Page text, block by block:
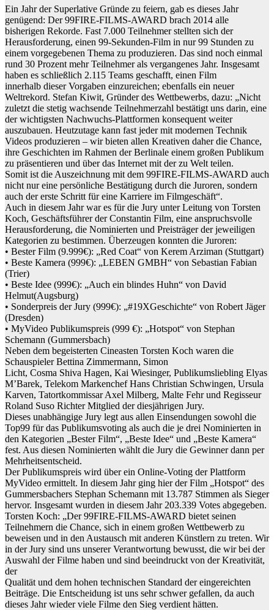
Ein Jahr der Superlative Gründe zu feiern, gab es dieses Jahr
genügend: Der 99FIRE-FILMS-AWARD brach 2014 alle
bisherigen Rekorde. Fast 7.000 Teilnehmer stellten sich der
Herausforderung, einen 99-Sekunden-Film in nur 99 Stunden zu
einem vorgegebenen Thema zu produzieren. Das sind noch einmal
rund 30 Prozent mehr Teilnehmer als vergangenes Jahr. Insgesamt
haben es schließlich 2.115 Teams geschafft, einen Film
innerhalb dieser Vorgaben einzureichen; ebenfalls ein neuer
Weltrekord. Stefan Kiwit, Gründer des Wettbewerbs, dazu: „Nicht
zuletzt die stetig wachsende Teilnehmerzahl bestätigt uns darin, eine
der wichtigsten Nachwuchs-Plattformen konsequent weiter
auszubauen. Heutzutage kann fast jeder mit modernen Technik
Videos produzieren – wir bieten allen Kreativen daher die Chance,
ihre Geschichten im Rahmen der Berlinale einem großen Publikum
zu präsentieren und über das Internet mit der zu Welt teilen.
Somit ist die Auszeichnung mit dem 99FIRE-FILMS-AWARD auch
nicht nur eine persönliche Bestätigung durch die Juroren, sondern
auch der erste Schritt für eine Karriere im Filmgeschäft“.
Auch in diesem Jahr war es für die Jury unter Leitung von Torsten
Koch, Geschäftsführer der Constantin Film, eine anspruchsvolle
Herausforderung, die Nominierten und Preisträger der jeweiligen
Kategorien zu bestimmen. Überzeugen konnten die Juroren:
• Bester Film (9.999€): „Red Coat“ von Kerem Arziman (Stuttgart)
• Beste Kamera (999€): „LEBEN GMBH“ von Sebastian Fabian
(Trier)
• Beste Idee (999€): „Auch ein blindes Huhn“ von David
Helmut(Augsburg)
• Sonderpreis der Jury (999€): „#19XGeschichte“ von Robert Jäger
(Dresden)
• MyVideo Publikumspreis (999 €): „Hotspot“ von Stephan
Schemann (Gummersbach)
Neben dem begeisterten Cineasten Torsten Koch waren die
Schauspieler Bettina Zimmermann, Simon
Licht, Cosma Shiva Hagen, Kai Wiesinger, Publikumsliebling Elyas
M’Barek, Telekom Markenchef Hans Christian Schwingen, Ursula
Karven, Tatortkommissar Axel Milberg, Malte Fehr und Regisseur
Roland Suso Richter Mitglied der diesjährigen Jury.
Dieses unabhängige Jury legt aus allen Einsendungen sowohl die
Top99 für das Publikumsvoting als auch die je drei Nominierten in
den Kategorien „Bester Film“, „Beste Idee“ und „Beste Kamera“
fest. Aus diesen Nominierten wählt die Jury die Gewinner dann per
Mehrheitsentscheid.
Der Publikumspreis wird über ein Online-Voting der Plattform
MyVideo ermittelt. In diesem Jahr ging hier der Film „Hotspot“ des
Gummersbachers Stephan Schemann mit 13.787 Stimmen als Sieger
hervor. Insgesamt wurden in diesem Jahr 203.339 Votes abgegeben.
Torsten Koch: „Der 99FIRE-FILMS-AWARD bietet seinen
Teilnehmern die Chance, sich in einem großen Wettbewerb zu
beweisen und in den Austausch mit anderen Künstlern zu treten. Wir
in der Jury sind uns unserer Verantwortung bewusst, die wir bei der
Auswahl der Filme haben und sind beeindruckt von der Kreativität,
der
Qualität und dem hohen technischen Standard der eingereichten
Beiträge. Die Entscheidung ist uns sehr schwer gefallen, da auch
dieses Jahr wieder viele Filme den Sieg verdient hätten.